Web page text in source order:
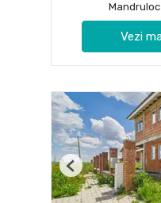
Mandruloc
Vezi
Previous